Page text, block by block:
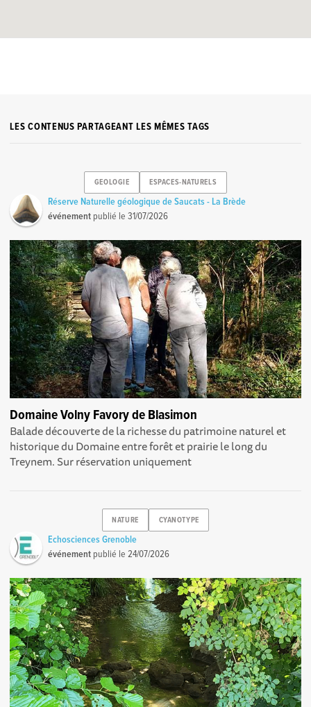
LES CONTENUS PARTAGEANT LES MÊMES TAGS
GEOLOGIE ESPACES-NATURELS
Réserve Naturelle géologique de Saucats - La Brède
événement publié le31/07/2026
Domaine Volny Favory de Blasimon
Balade découverte de la richesse du patrimoine naturel et
historique du Domaine entre forêt et prairie le long du
Treynem. Sur réservation uniquement
NATURE CYANOTYPE
Echosciences Grenoble
événement publié le24/07/2026